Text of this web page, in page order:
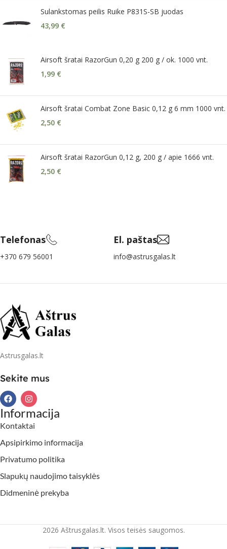
Sulankstomas peilis Ruike P831S-SB juodas
43,99 €
Airsoft šratai RazorGun 0,20 g 200 g / ok. 1000 vnt.
1,99 €
Airsoft šratai Combat Zone Basic 0,12 g 6 mm 1000 vnt.
2,50 €
Airsoft šratai RazorGun 0,12 g, 200 g / apie 1666 vnt.
2,50 €
Telefonas
+370 679 56001
El. paštas
info@astrusgalas.lt
Astrusgalas.lt
Sekite mus
Informacija
Kontaktai
Apsipirkimo informacija
Privatumo politika
Slapukų naudojimo taisyklės
Didmeninė prekyba
2026 Aštrusgalas.lt. Visos teisės saugomos.